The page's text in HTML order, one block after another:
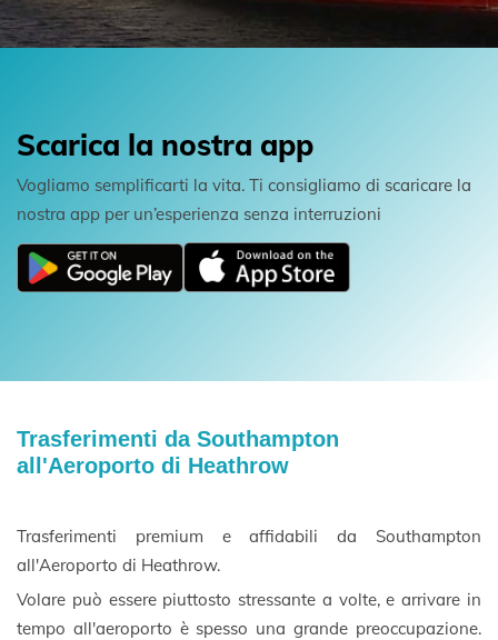
Scarica la nostra app
Vogliamo semplificarti la vita. Ti consigliamo di scaricare la
nostra app per un’esperienza senza interruzioni
Trasferimenti da Southampton
all'Aeroporto di Heathrow
Trasferimenti premium e affidabili da Southampton
all'Aeroporto di Heathrow.
Volare può essere piuttosto stressante a volte, e arrivare in
tempo all'aeroporto è spesso una grande preoccupazione.